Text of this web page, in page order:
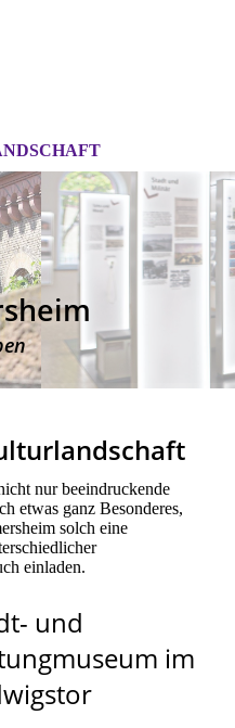
nur beeindruckende
etwas ganz Besonderes,
solch eine
einladen.
und
im